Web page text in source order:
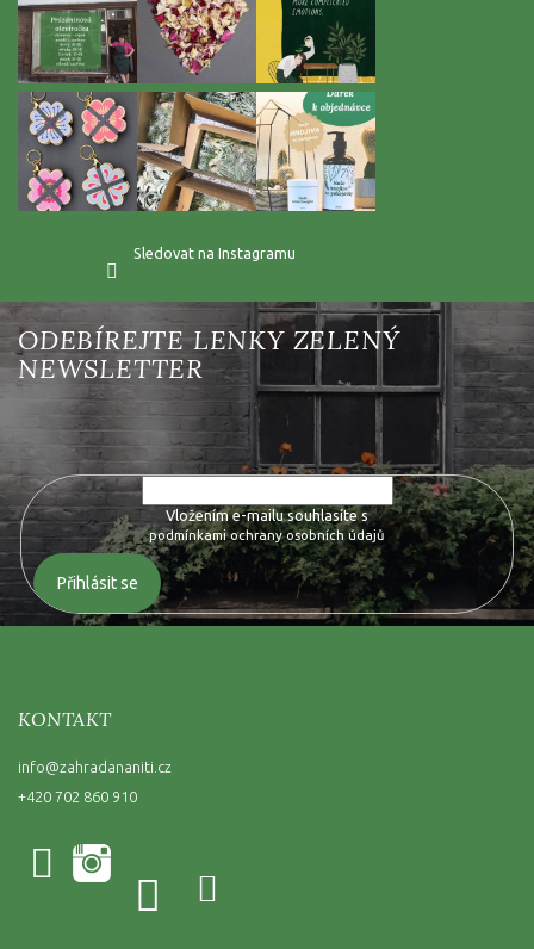
Sledovat na Instagramu
Vložte svůj e-mail a my vám budeme zasílat informace o nových
produktech na našem e-shopu.
Vložením e-mailu souhlasíte s
podmínkami ochrany osobních údajů
Přihlásit se
KONTAKT
info@zahradananiti.cz
+420 702 860 910